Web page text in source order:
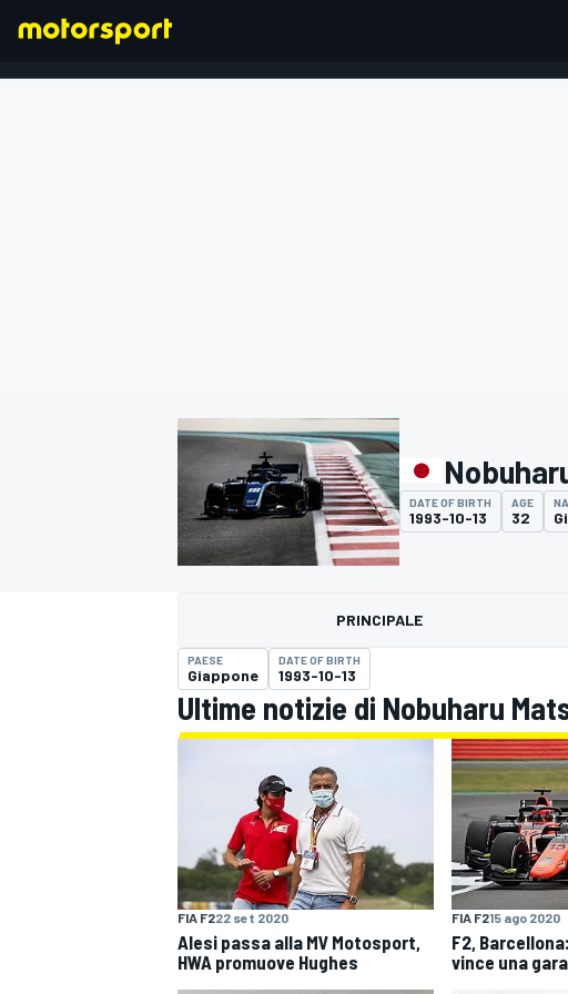
MOTOGP WEC
DATE OF BIRTH
1993-10-13
AGE
32
PRINCIPALE
PAESE
Giappone
DATE OF BIRTH
1993-10-13
Ultime notizie di Nobuharu
FIA F222 set 2020
Alesi passa alla MV Motosport,
HWA promuove Hughes
FIA F215 ago 2020
F2,
vince una